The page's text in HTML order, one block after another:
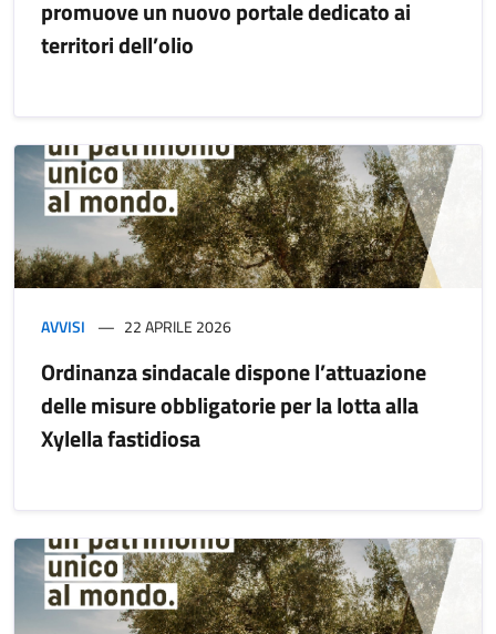
promuove un nuovo portale dedicato ai
territori dell’olio
AVVISI 22 APRILE 2026
Ordinanza sindacale dispone l’attuazione
delle misure obbligatorie per la lotta alla
Xylella fastidiosa